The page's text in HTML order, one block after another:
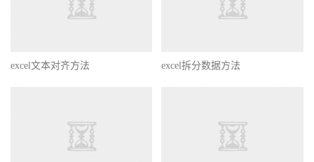
excel文本对齐方法 excel拆分数据方法